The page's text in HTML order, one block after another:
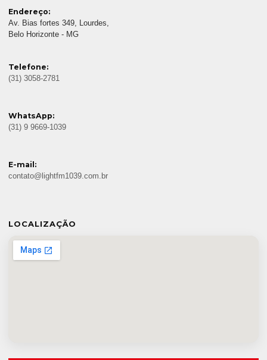
Endereço:
Av. Bias fortes 349, Lourdes,
Belo Horizonte - MG
Telefone:
(31) 3058-2781
WhatsApp:
(31) 9 9669-1039
E-mail:
contato@lightfm1039.com.br
LOCALIZAÇÃO